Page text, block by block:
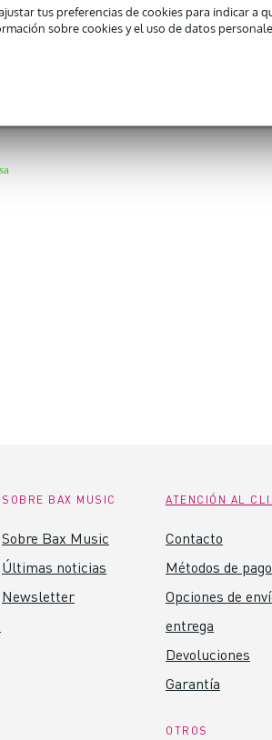
tus preferencias de cookies para indicar a
sobre cookies y el uso de datos
para trompeta. Este modelo polivalente
SOBRE BAX MUSIC
Sobre Bax Music
Últimas noticias
Newsletter
ATENCIÓN AL
Contacto
Métodos de pago
Opciones de
entrega
Devoluciones
Garantía
OTROS